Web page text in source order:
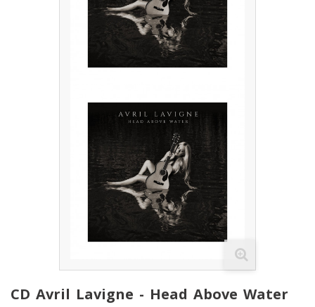
CD Avril Lavigne - Head Above Water